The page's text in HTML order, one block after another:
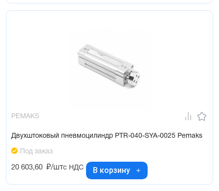
PEMAKS
Двухштоковый пневмоцилиндр PTR-040-SYA-0025 Pemaks
Под заказ
20 603,60 ₽/штс НДС В корзину